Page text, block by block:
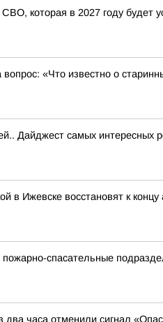
которая в 2027 году будет
«Что известно о
Дайджест самых интересных
в Ижевске восстановят к концу
спасательные
два часа отменили сигнал